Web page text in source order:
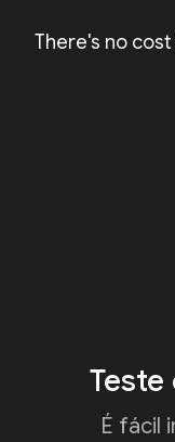
There's no
Teste
É fácil